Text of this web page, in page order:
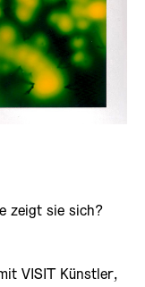
zeigt sie sich?
VISIT Künstler,